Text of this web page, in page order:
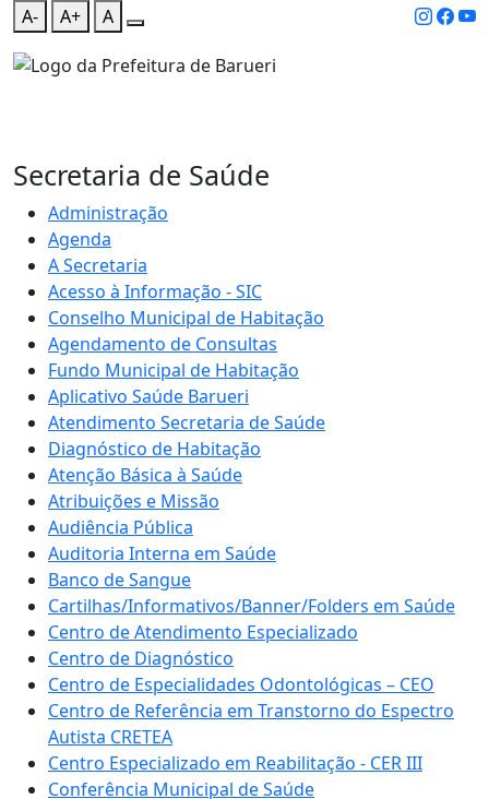
A- A+ A
Secretaria de Saúde
Administração
Agenda
A Secretaria
Acesso à Informação - SIC
Conselho Municipal de Habitação
Agendamento de Consultas
Fundo Municipal de Habitação
Aplicativo Saúde Barueri
Atendimento Secretaria de Saúde
Diagnóstico de Habitação
Atenção Básica à Saúde
Atribuições e Missão
Audiência Pública
Auditoria Interna em Saúde
Banco de Sangue
Cartilhas/Informativos/Banner/Folders em Saúde
Centro de Atendimento Especializado
Centro de Diagnóstico
Centro de Especialidades Odontológicas – CEO
Centro de Referência em Transtorno do Espectro
Autista CRETEA
Centro Especializado em Reabilitação - CER III
Conferência Municipal de Saúde